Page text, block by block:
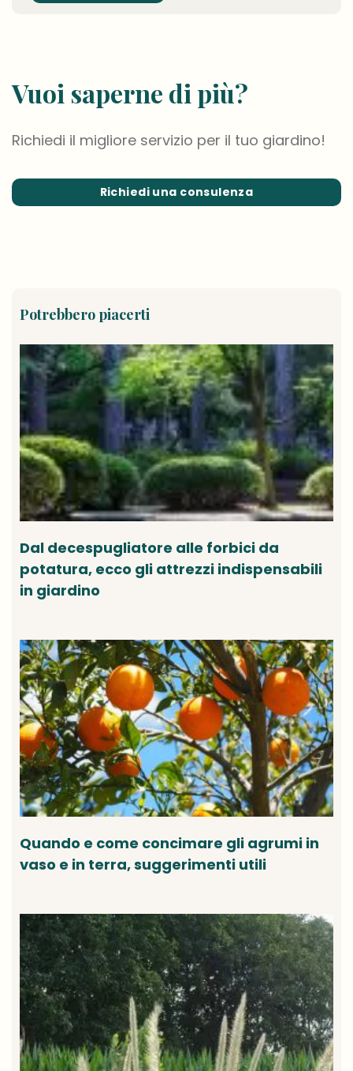
Vuoi saperne di più?
Richiedi il migliore servizio per il tuo giardino!
Richiedi una consulenza
Potrebbero piacerti
Dal decespugliatore alle forbici da
potatura, ecco gli attrezzi indispensabili
in giardino
Quando e come concimare gli agrumi in
vaso e in terra, suggerimenti utili